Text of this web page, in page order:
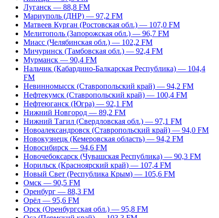
Луганск — 88,8 FM
Мариуполь (ДНР) — 97,2 FM
Матвеев Курган (Ростовская обл.) — 107,0 FM
Мелитополь (Запорожская обл.) — 96,7 FM
Миасс (Челябинская обл.) — 102,2 FM
Мичуринск (Тамбовская обл.) — 92,4 FM
Мурманск — 90,4 FM
Нальчик (Кабардино-Балкарская Республика) — 104,4
FM
Невинномысск (Ставропольский край) — 94,2 FM
Нефтекумск (Ставропольский край) — 100,4 FM
Нефтеюганск (Югра) — 92,1 FM
Нижний Новгород — 89,2 FM
Нижний Тагил (Свердловская обл.) — 97,1 FM
Новоалександровск (Ставропольский край) — 94,0 FM
Новокузнецк (Кемеровская область) — 94,2 FM
Новосибирск — 94,6 FM
Новочебоксарск (Чувашская Республика) — 90,3 FM
Норильск (Красноярский край) — 107,4 FM
Новый Свет (Республика Крым) — 105,6 FM
Омск — 90,5 FM
Оренбург — 88,3 FM
Орёл — 95,6 FM
Орск (Оренбургская обл.) — 95,8 FM